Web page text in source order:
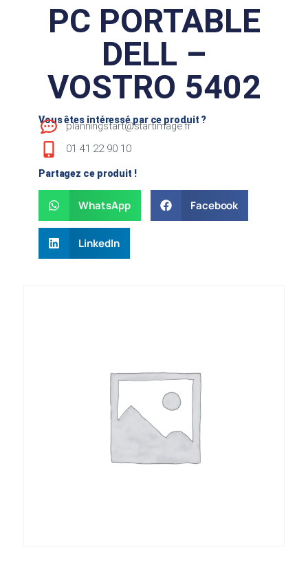
PC PORTABLE
DELL –
VOSTRO 5402
Vous êtes intéressé par ce produit ?
planningstart@startimage.fr
01 41 22 90 10
Partagez ce produit !
WhatsApp Facebook
LinkedIn